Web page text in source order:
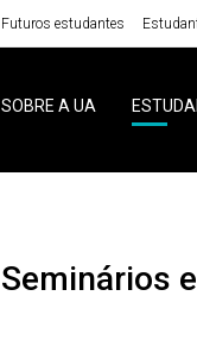
Futuros estudantes
SOBRE A UA